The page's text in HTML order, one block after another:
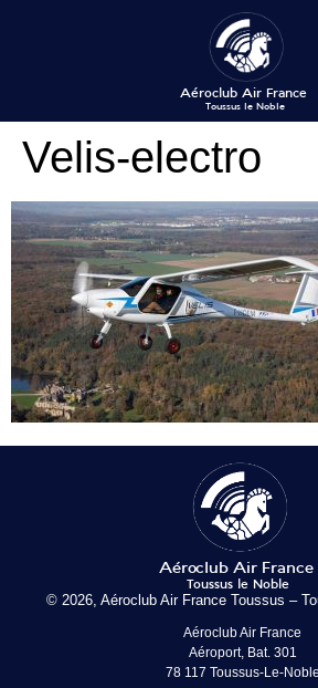
Velis-electro
© 2026, Aéroclub Air France Toussus –
Aéroclub Air France
Aéroport, Bat. 301
78 117 Toussus-Le-Noble